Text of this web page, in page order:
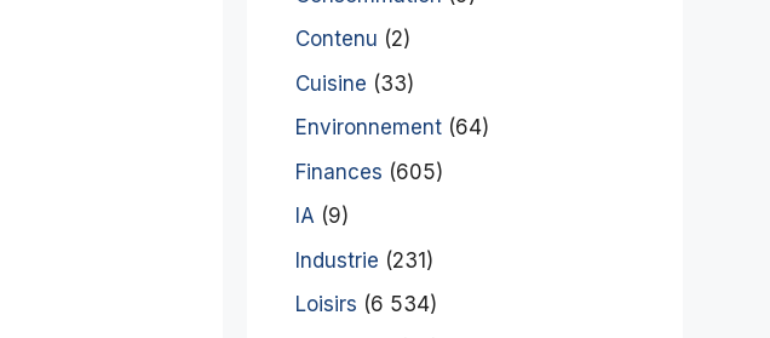
Contenu (2)
Cuisine (33)
Environnement (64)
Finances (605)
IA (9)
Industrie (231)
Loisirs (6 534)